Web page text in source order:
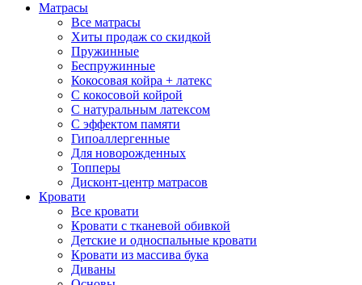
Матрасы
Все матрасы
Хиты продаж со скидкой
Пружинные
Беспружинные
Кокосовая койра + латекс
С кокосовой койрой
С натуральным латексом
С эффектом памяти
Гипоаллергенные
Для новорожденных
Топперы
Дисконт-центр матрасов
Кровати
Все кровати
Кровати с тканевой обивкой
Детские и односпальные кровати
Кровати из массива бука
Диваны